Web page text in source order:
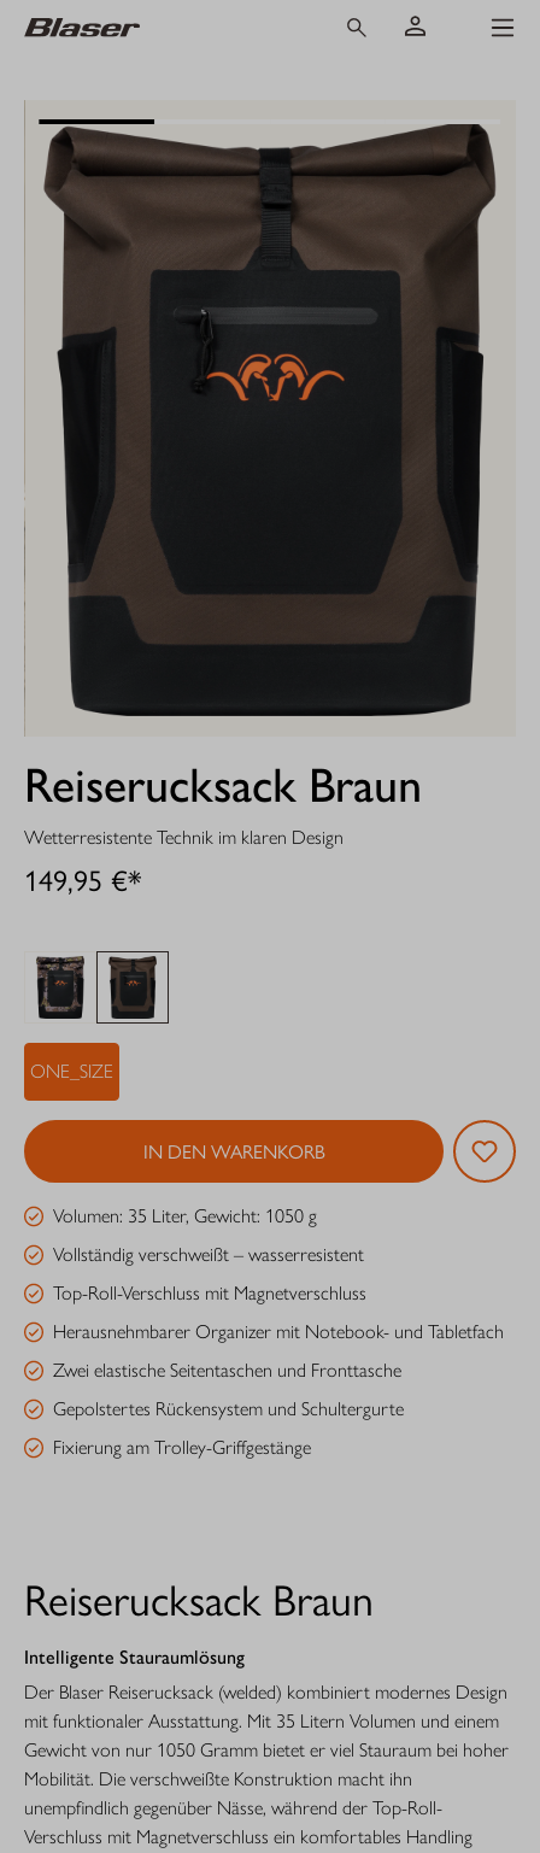
Reiserucksack Braun
Wetterresistente Technik im klaren Design
149,95 €*
ONE_SIZE
IN DEN WARENKORB
Volumen: 35 Liter, Gewicht: 1050 g
Vollständig verschweißt – wasserresistent
Top-Roll-Verschluss mit Magnetverschluss
Herausnehmbarer Organizer mit Notebook- und Tabletfach
Zwei elastische Seitentaschen und Fronttasche
Gepolstertes Rückensystem und Schultergurte
Fixierung am Trolley-Griffgestänge
Reiserucksack Braun
Intelligente Stauraumlösung
Der Blaser Reiserucksack (welded) kombiniert modernes Design
mit funktionaler Ausstattung. Mit 35 Litern Volumen und einem
Gewicht von nur 1050 Gramm bietet er viel Stauraum bei hoher
Mobilität. Die verschweißte Konstruktion macht ihn
unempfindlich gegenüber Nässe, während der Top-Roll-
Verschluss mit Magnetverschluss ein komfortables Handling